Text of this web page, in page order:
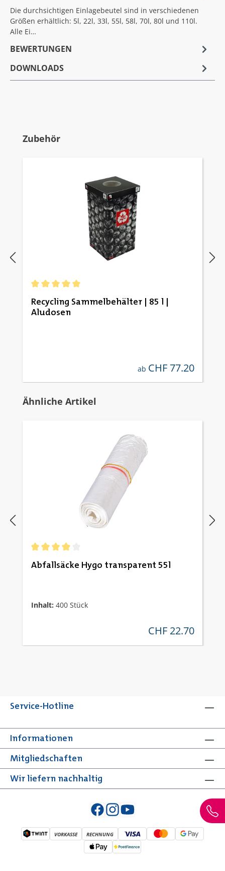
Die durchsichtigen Einlagebeutel sind in verschiedenen
Größen erhältlich: 5l, 22l, 33l, 55l, 58l, 70l, 80l und 110l.
Alle Ei…
BEWERTUNGEN
DOWNLOADS
Produktgalerie überspringen
Zubehör
Recycling Sammelbehälter | 85 l |
Aludosen
regulärer preis:
ab CHF 77.20
Produktgalerie überspringen
Ähnliche Artikel
Abfallsäcke Hygo transparent 55l
Inhalt: 400 Stück
regulärer preis:
CHF 22.70
Service-Hotline
Mitgliedschaften
Informationen
Wir liefern nachhaltig
VORKASSE RECHNUNG